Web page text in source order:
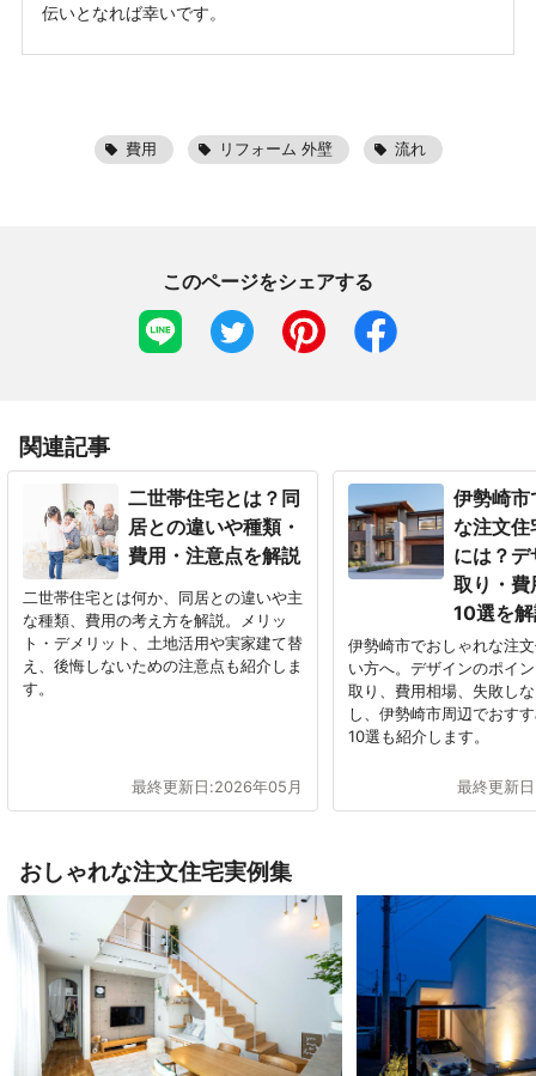
伝いとなれば幸いです。
費用 リフォーム 外壁 流れ
このページをシェアする
関連記事
二世帯住宅とは？同
居との違いや種類・
費用・注意点を解説
二世帯住宅とは何か、同居との違いや主
な種類、費用の考え方を解説。メリッ
ト・デメリット、土地活用や実家建て替
え、後悔しないための注意点も紹介しま
す。
最終更新日:2026年05月
伊勢崎市
な注文住
には？
取り・費
10選を
伊勢崎市でおしゃれな注
い方へ。デザインのポイ
取り、費用相場、失敗し
し、伊勢崎市周辺でおす
10選も紹介します。
最終更新
おしゃれな注文住宅実例集